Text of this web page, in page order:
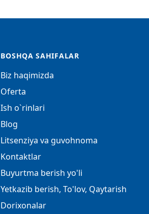
BOSHQA SAHIFALAR
Biz haqimizda
Oferta
Ish o`rinlari
Blog
Litsenziya va guvohnoma
Kontaktlar
Buyurtma berish yo'li
Yetkazib berish, To'lov, Qaytarish
Dorixonalar